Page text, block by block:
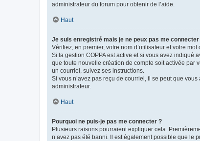
administrateur du forum pour obtenir de l’aide.
Haut
Je suis enregistré mais je ne peux pas me connecter
Vérifiez, en premier, votre nom d’utilisateur et votre
Si la gestion COPPA est active et si vous avez indiqué
que toute nouvelle création de compte soit activée par
un courriel, suivez ses instructions.
Si vous n’avez pas reçu de courriel, il se peut que
administrateur.
Haut
Pourquoi ne puis-je pas me connecter ?
Plusieurs raisons pourraient expliquer cela.
n’avez pas été banni. Il est également possible que le